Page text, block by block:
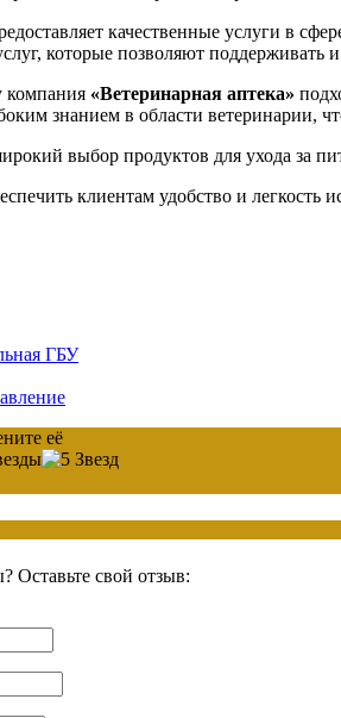
качественные услуги в
которые позволяют поддерживать
компания «Ветеринарная аптека»
знанием в области ветеринарии,
выбор продуктов для ухода за
клиентам удобство и легкость
ГБУ
её
Оставьте свой отзыв: